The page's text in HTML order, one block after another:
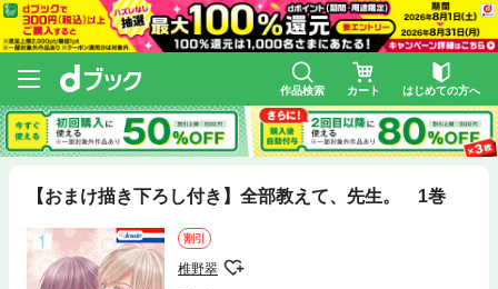
作品検索 カート はじめての方へ
【おまけ描き下ろし付き】全部教えて、先生。 1巻
割引
椎野翠